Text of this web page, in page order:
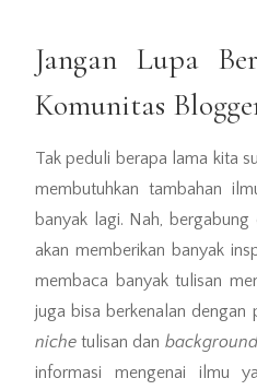
Jangan Lupa
Komunitas
Tak peduli berapa lama kita
membutuhkan tambahan
banyak lagi. Nah,
akan memberikan banyak
membaca banyak tulisan
juga bisa berkenalan
niche tulisan dan background
informasi mengenai ilmu